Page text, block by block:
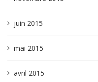
juin 2015
mai 2015
avril 2015